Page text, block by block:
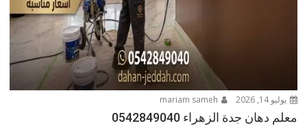
يوليو 14, 2026
معلم دهان جدة الزهراء 0542849040